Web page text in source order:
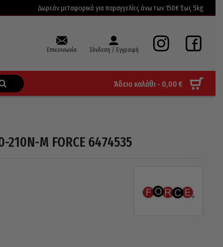
Δωρεάν μεταφορικά για παραγγελίες άνω των 150€ Έως 5kg
Επικοινωνία Σύνδεση / Εγγραφή
Άδειο καλάθι - 0,00 €
M FORCE 6474535